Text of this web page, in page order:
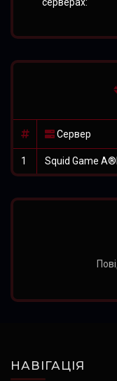
Сервер
1 Squid Game
НАВІГАЦІЯ